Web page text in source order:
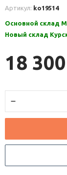
Артикул: ko19514
Основной склад
Новый склад
18 300